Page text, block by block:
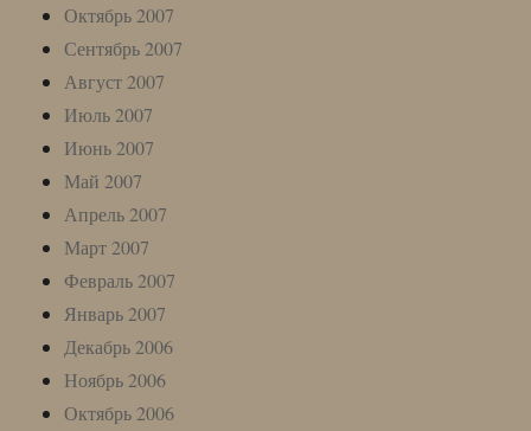
Октябрь 2007
Сентябрь 2007
Август 2007
Июль 2007
Июнь 2007
Май 2007
Апрель 2007
Март 2007
Февраль 2007
Январь 2007
Декабрь 2006
Ноябрь 2006
Октябрь 2006